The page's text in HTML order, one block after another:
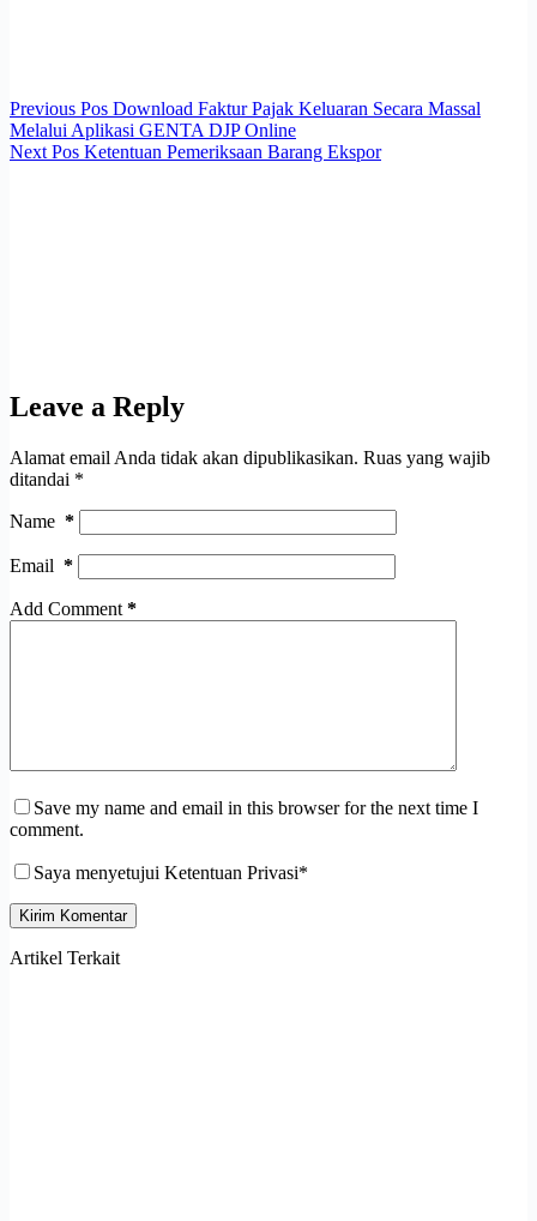
Previous Pos Download Faktur Pajak Keluaran Secara Massal
Melalui Aplikasi GENTA DJP Online
Next Pos Ketentuan Pemeriksaan Barang Ekspor
Leave a Reply
Alamat email Anda tidak akan dipublikasikan. Ruas yang wajib
ditandai *
Name *
Email *
Add Comment *
Save my name and email in this browser for the next time I
comment.
Saya menyetujui Ketentuan Privasi*
Kirim Komentar
Artikel Terkait